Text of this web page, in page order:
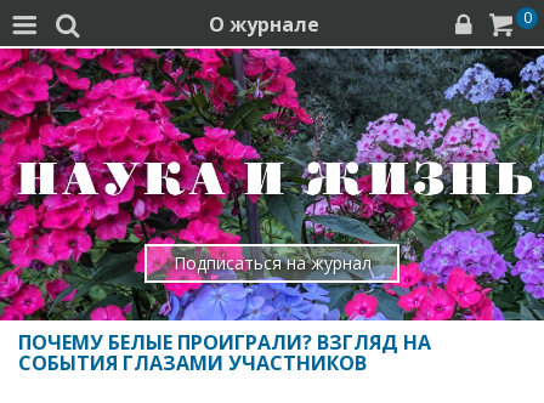
  О журнале   0
Подписаться на журнал
ПОЧЕМУ БЕЛЫЕ ПРОИГРАЛИ? ВЗГЛЯД НА
СОБЫТИЯ ГЛАЗАМИ УЧАСТНИКОВ